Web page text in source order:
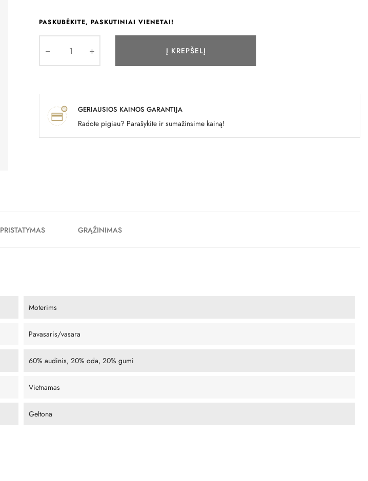
PASKUBĖKITE, PASKUTINIAI VIENETAI!
Į KREPŠELĮ
GERIAUSIOS KAINOS GARANTIJA
Radote pigiau? Parašykite ir sumažinsime kainą!
PRISTATYMAS GRĄŽINIMAS
Moterims
Pavasaris/vasara
60% audinis, 20% oda, 20% gumi
Vietnamas
Geltona